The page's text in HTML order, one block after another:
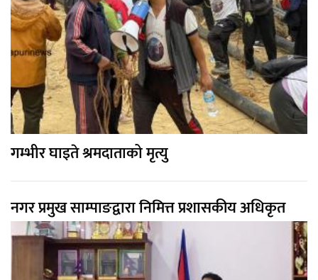
गम्भीर घाइते श्रमदाताको मृत्यु
नगर प्रमुख साम्पाङद्वारा निमित्त प्रशासकीय अधिकृत